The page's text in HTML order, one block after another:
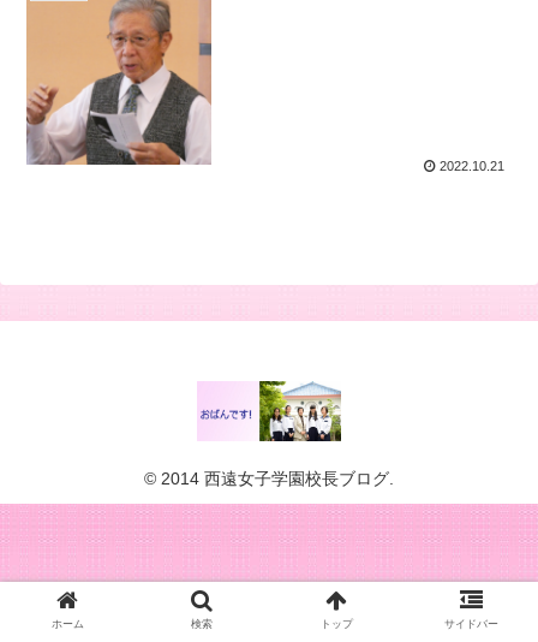
2022.10.21
© 2014 西遠女子学園校長ブログ.
ホーム 検索 トップ サイドバー